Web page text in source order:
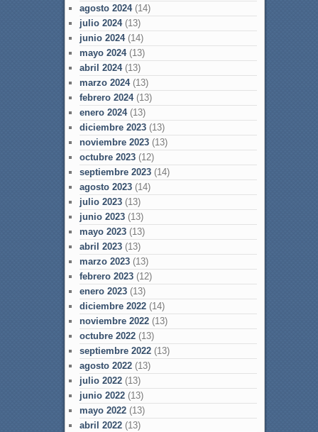
agosto 2024(14)
julio 2024(13)
junio 2024(14)
mayo 2024(13)
abril 2024(13)
marzo 2024(13)
febrero 2024(13)
enero 2024(13)
diciembre 2023(13)
noviembre 2023(13)
octubre 2023(12)
septiembre 2023(14)
agosto 2023(14)
julio 2023(13)
junio 2023(13)
mayo 2023(13)
abril 2023(13)
marzo 2023(13)
febrero 2023(12)
enero 2023(13)
diciembre 2022(14)
noviembre 2022(13)
octubre 2022(13)
septiembre 2022(13)
agosto 2022(13)
julio 2022(13)
junio 2022(13)
mayo 2022(13)
abril 2022(13)